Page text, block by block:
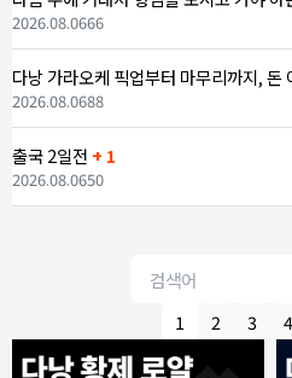
2026.08.0666
다낭 가라오케 픽업부터 마무리까지, 돈
2026.08.0688
출국 2일전 + 1
2026.08.0650
1 2 3 4